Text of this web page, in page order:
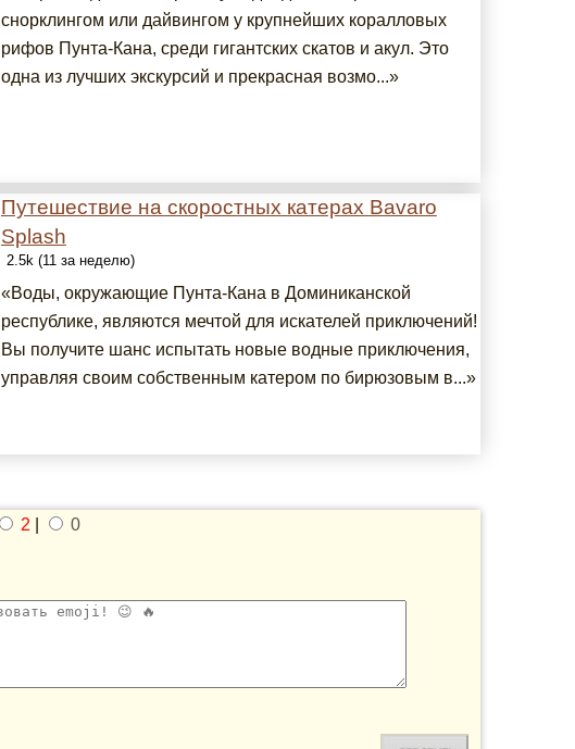
снорклингом или дайвингом у крупнейших коралловых
рифов Пунта-Кана, среди гигантских скатов и акул. Это
одна из лучших экскурсий и прекрасная возмо...»
Путешествие на скоростных катерах Bavaro
Splash
2.5k (11 за неделю)
«Воды, окружающие Пунта-Кана в Доминиканской
республике, являются мечтой для искателей приключений!
Вы получите шанс испытать новые водные приключения,
управляя своим собственным катером по бирюзовым в...»
2
0